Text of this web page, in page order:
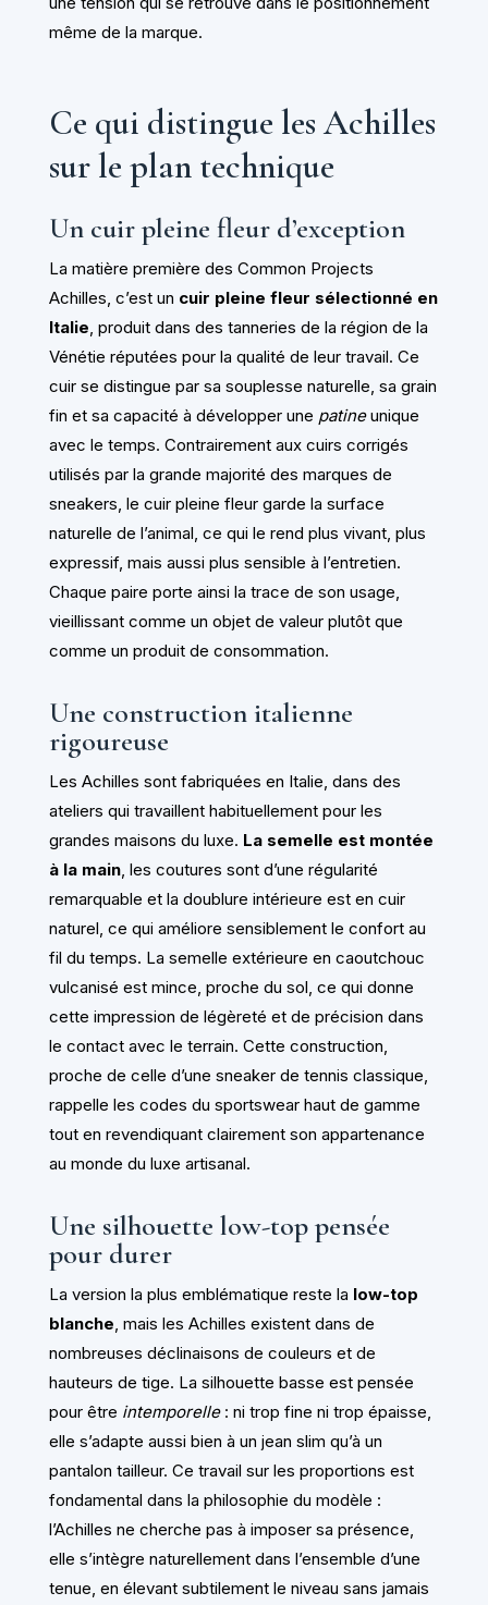
même de la marque.
Ce qui distingue les Achilles
sur le plan technique
Un cuir pleine fleur d’exception
La matière première des Common Projects
Achilles, c’est un cuir pleine fleur sélectionné en
Italie, produit dans des tanneries de la région de la
Vénétie réputées pour la qualité de leur travail. Ce
cuir se distingue par sa souplesse naturelle, sa grain
fin et sa capacité à développer une patineunique
avec le temps. Contrairement aux cuirs corrigés
utilisés par la grande majorité des marques de
sneakers, le cuir pleine fleur garde la surface
naturelle de l’animal, ce qui le rend plus vivant, plus
expressif, mais aussi plus sensible à l’entretien.
Chaque paire porte ainsi la trace de son usage,
vieillissant comme un objet de valeur plutôt que
comme un produit de consommation.
Une construction italienne
rigoureuse
Les Achilles sont fabriquées en Italie, dans des
ateliers qui travaillent habituellement pour les
grandes maisons du luxe. La semelle est montée
à la main, les coutures sont d’une régularité
remarquable et la doublure intérieure est en cuir
naturel, ce qui améliore sensiblement le confort au
fil du temps. La semelle extérieure en caoutchouc
vulcanisé est mince, proche du sol, ce qui donne
cette impression de légèreté et de précision dans
le contact avec le terrain. Cette construction,
proche de celle d’une sneaker de tennis classique,
rappelle les codes du sportswear haut de gamme
tout en revendiquant clairement son appartenance
au monde du luxe artisanal.
Une silhouette low-top pensée
pour durer
La version la plus emblématique reste la low-top
blanche, mais les Achilles existent dans de
nombreuses déclinaisons de couleurs et de
hauteurs de tige. La silhouette basse est pensée
pour être intemporelle: ni trop fine ni trop épaisse,
elle s’adapte aussi bien à un jean slim qu’à un
pantalon tailleur. Ce travail sur les proportions est
fondamental dans la philosophie du modèle :
l’Achilles ne cherche pas à imposer sa présence,
elle s’intègre naturellement dans l’ensemble d’une
tenue, en élevant subtilement le niveau sans jamais